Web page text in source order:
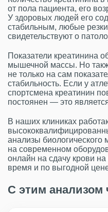
от пола пациента, его
У здоровых людей его
стабильным, любые
свидетельствуют о
Показатели креатинина
мышечной массы. Но
не только на сам
стабильность. Если у
спортсмена креатинин
постоянен — это
В наших клиниках
анализы биологического
на современном
онлайн на сдачу крови
время и по выгодной
С этим анализом